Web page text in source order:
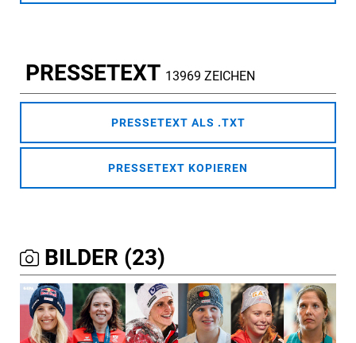
PRESSETEXT 13969 ZEICHEN
PRESSETEXT ALS .TXT
PRESSETEXT KOPIEREN
BILDER (23)